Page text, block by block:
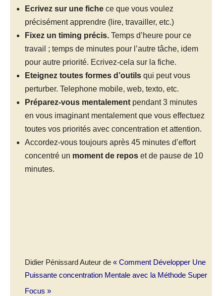
Ecrivez sur une fiche ce que vous voulez
précisément apprendre (lire, travailler, etc.)
Fixez un timing précis. Temps d’heure pour ce
travail ; temps de minutes pour l’autre tâche, idem
pour autre priorité. Ecrivez-cela sur la fiche.
Eteignez toutes formes d’outils qui peut vous
perturber. Telephone mobile, web, texto, etc.
Préparez-vous mentalement pendant 3 minutes
en vous imaginant mentalement que vous effectuez
toutes vos priorités avec concentration et attention.
Accordez-vous toujours après 45 minutes d’effort
concentré un moment de repos et de pause de 10
minutes.
Didier Pénissard Auteur de « Comment Développer Une
Puissante concentration Mentale avec la Méthode Super
Focus »